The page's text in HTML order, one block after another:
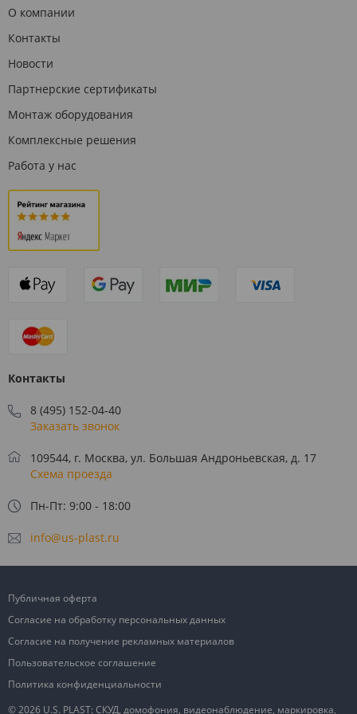
О компании
Контакты
Новости
Партнерские сертификаты
Монтаж оборудования
Комплексные решения
Работа у нас
Контакты
8 (495) 152-04-40
Заказать звонок
109544, г. Москва, ул. Большая Андроньевская, д. 17
Схема проезда
Пн-Пт: 9:00 - 18:00
info@us-plast.ru
© 2026 U.S. PLAST: СКУД, домофония, видеонаблюдение, маркировка,
Публичная оферта
Согласие на обработку персональных данных
Согласие на получение рекламных материалов
Пользовательское соглашение
Политика конфиденциальности